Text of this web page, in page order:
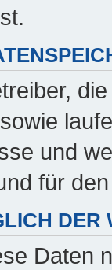
und
für
DER
Daten